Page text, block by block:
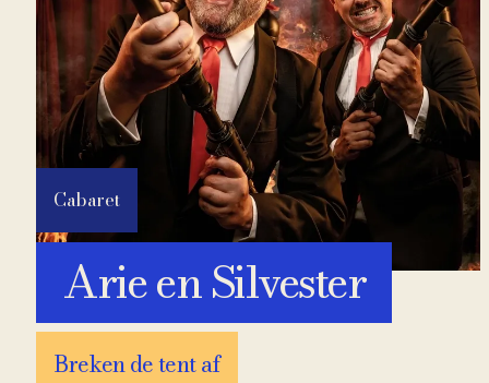
Cabaret
Arie en Silvester
Breken de tent af